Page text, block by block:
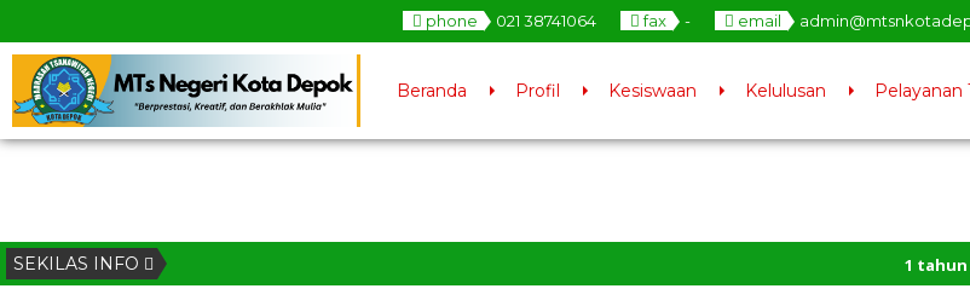
phone 021 38741064 fax - email
Beranda Profil Kesiswaan Kelulusan Pelayanan
SEKILAS INFO
/
Jenjang Yang Lebih Tinggi